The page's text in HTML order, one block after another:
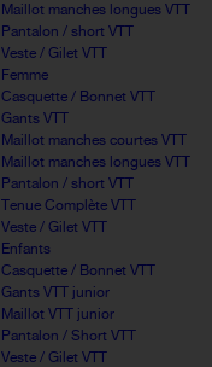
Maillot manches longues VTT
Pantalon / short VTT
Veste / Gilet VTT
Femme
Casquette / Bonnet VTT
Gants VTT
Maillot manches courtes VTT
Maillot manches longues VTT
Pantalon / short VTT
Tenue Complète VTT
Veste / Gilet VTT
Enfants
Casquette / Bonnet VTT
Gants VTT junior
Maillot VTT junior
Pantalon / Short VTT
Veste / Gilet VTT